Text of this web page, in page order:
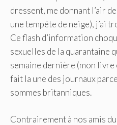
dressent, me donnant l’air
une tempête de neige), j’ai
Ce flash d’information
sexuelles de la quarantaine
semaine dernière (mon
fait la une des journaux
sommes britanniques.
Contrairement à nos amis